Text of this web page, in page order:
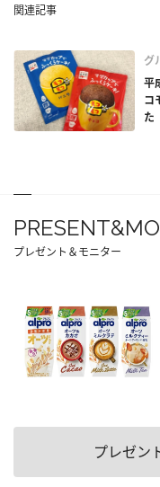
関連記事
グ
平
コ
た
プレゼント＆モニター
プレゼン